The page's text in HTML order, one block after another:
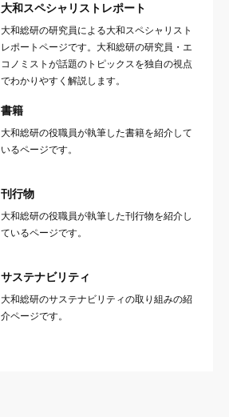
大和スペシャリストレポート
大和総研の研究員による大和スペシャリスト
レポートページです。大和総研の研究員・エ
コノミストが話題のトピックスを独自の視点
でわかりやすく解説します。
書籍
大和総研の役職員が執筆した書籍を紹介して
いるページです。
刊行物
大和総研の役職員が執筆した刊行物を紹介し
ているページです。
サステナビリティ
大和総研のサステナビリティの取り組みの紹
介ページです。